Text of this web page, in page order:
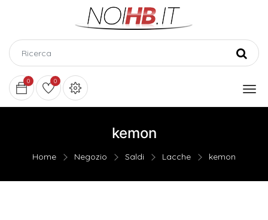
0 0
kemon
Home Negozio Saldi Lacche kemon